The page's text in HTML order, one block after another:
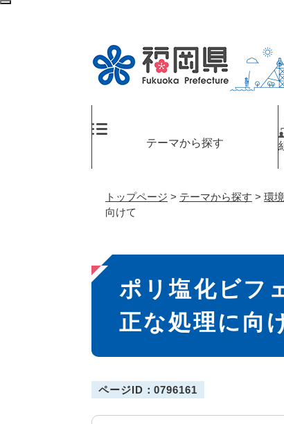
ペ
テーマから探す
トップページ > テーマから探す > 環
向けて
本
文
ポリ塩化ビフ
正な処理に向
ページID：0796161